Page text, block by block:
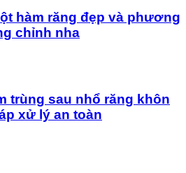
hàm răng đẹp và phương
chỉnh nha
trùng sau nhổ răng khôn
xử lý an toàn